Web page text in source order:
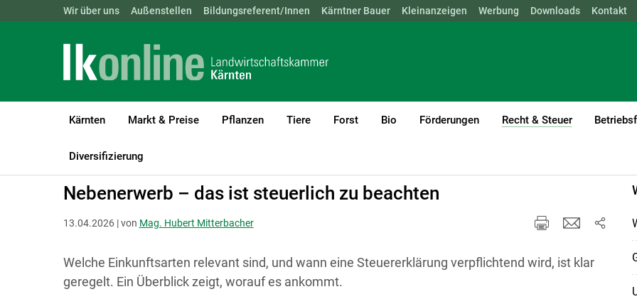
Landwirtschaftskammern: ÖSTERREICH BGLD KTN NÖ OÖ SBG STMK TIROL VBG WIEN
Wir über uns Außenstellen Bildungsreferent/Innen Kärntner Bauer Kleinanzeigen Werbung Downloads Kontakt
Kärnten Markt & Preise Pflanzen Tiere Forst Bio Förderungen Recht & Steuer
(current)1
Diversifizierung
LK Kärnten Recht & Steuer
Nebenerwerb – das ist steuerlich zu beachten
13.04.2026 | von Mag. Hubert Mitterbacher
Welche Einkunftsarten relevant sind, und wann eine Steuererklärung verpflichtend wird, ist klar
geregelt. Ein Überblick zeigt, worauf es ankommt.